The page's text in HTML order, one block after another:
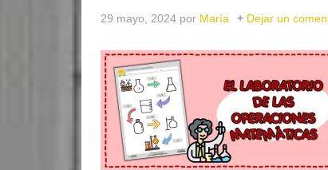
29 mayo, 2024 por María Dejar un